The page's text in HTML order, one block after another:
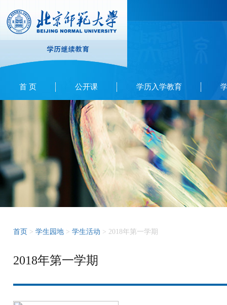
首 页 公开课 学历入学教育
首页 > 学生园地 > 学生活动 > 2018年第一学期
2018年第一学期